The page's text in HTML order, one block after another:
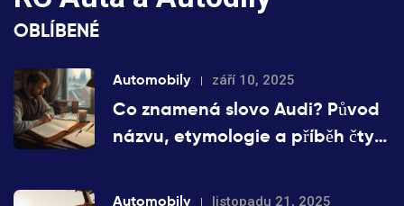
OBLÍBENÉ
Automobily září 10, 2025
Co znamená slovo Audi? Původ
názvu, etymologie a příběh čtyř
Automobily listopadu 21, 2025